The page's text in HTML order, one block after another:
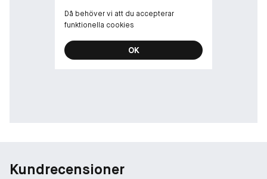
Då behöver vi att du accepterar
funktionella cookies
OK
Kundrecensioner